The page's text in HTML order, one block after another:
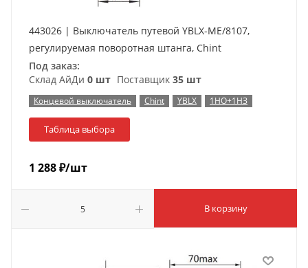
443026 | Выключатель путевой YBLX-ME/8107,
регулируемая поворотная штанга, Chint
Под заказ:
Склад АйДи 0 шт Поставщик 35 шт
Концевой выключатель Chint YBLX 1НО+1НЗ
Таблица выбора
1 288₽/шт
В корзину